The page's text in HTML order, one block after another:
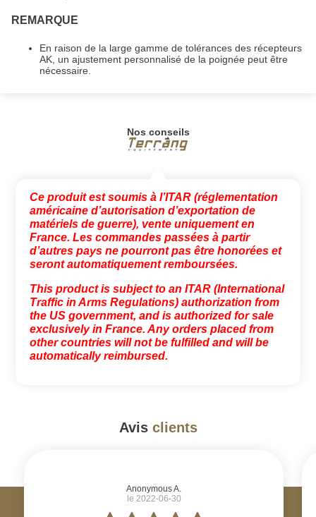
REMARQUE
En raison de la large gamme de tolérances des récepteurs
AK, un ajustement personnalisé de la poignée peut être
nécessaire.
Nos conseils
Ce produit est soumis à l’ITAR (réglementation
américaine d’autorisation d’exportation de
matériels de guerre), vente uniquement en
France. Les commandes passées à partir
d’autres pays ne pourront pas être honorées et
seront automatiquement remboursées.
This product is subject to an ITAR (International
Traffic in Arms Regulations) authorization from
the US government, and is authorized for sale
exclusively in France. Any orders placed from
other countries will not be fulfilled and will be
automatically reimbursed.
Avis clients
Anonymous A.
le 2022-06-30